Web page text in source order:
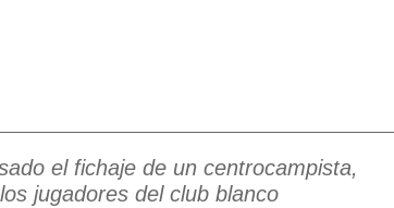
el fichaje de un centrocampista,
jugadores del club blanco